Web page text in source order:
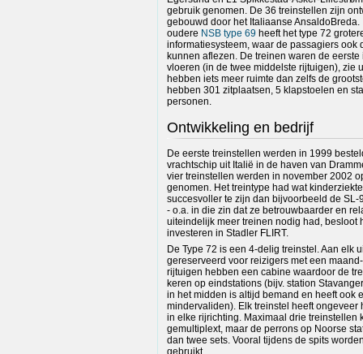
gebruik genomen. De 36 treinstellen zijn
gebouwd door het Italiaanse
oudere NSB type 69 heeft het type 72
informatiesysteem, waar de passagiers ook
kunnen aflezen. De treinen waren de
vloeren (in de twee middelste rijtuigen), zie
hebben iets meer ruimte dan zelfs de
hebben 301 zitplaatsen, 5 klapstoelen en
personen.
Ontwikkeling en bedrijf
De eerste treinstellen werden in 1999
vrachtschip uit Italië in de haven van
vier treinstellen werden in november 2002
genomen. Het treintype had wat
succesvoller te zijn dan bijvoorbeeld de
- o.a. in die zin dat ze betrouwbaarder en
uiteindelijk meer treinen nodig had, besloot
investeren in Stadler FLIRT.
De Type 72 is een 4-delig treinstel. Aan elk
gereserveerd voor reizigers met een
rijtuigen hebben een cabine waardoor de
keren op eindstations (bijv. station
in het midden is altijd bemand en heeft ook
mindervaliden). Elk treinstel heeft ongeveer
in elke rijrichting. Maximaal drie treinstellen
gemultiplext, maar de perrons op Noorse
dan twee sets. Vooral tijdens de spits
gebruikt.